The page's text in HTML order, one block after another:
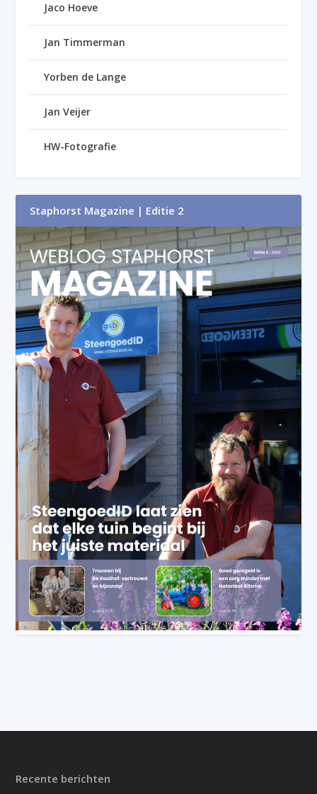
Jaco Hoeve
Jan Timmerman
Yorben de Lange
Jan Veijer
HW-Fotografie
Staphorst Magazine | Editie 2
Recente berichten